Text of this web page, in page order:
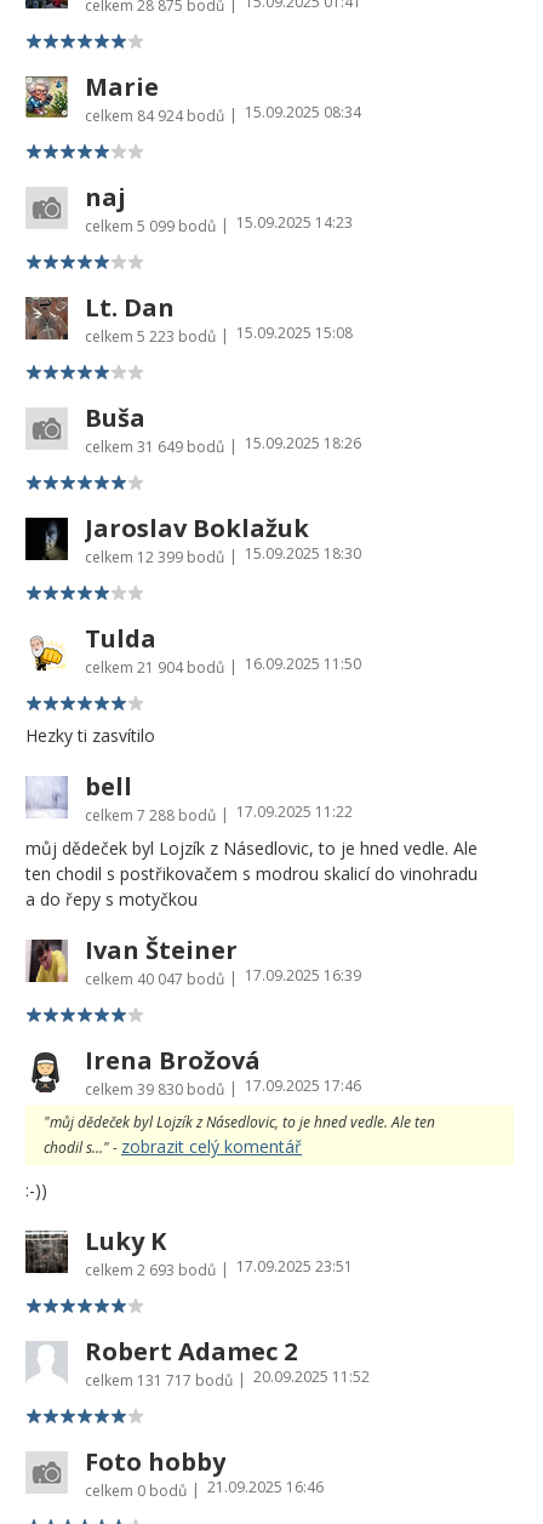
celkem 28 875 bodů
Marie
celkem 84 924 bodů | 15.09.2025 08:34
naj
celkem 5 099 bodů | 15.09.2025 14:23
Lt. Dan
celkem 5 223 bodů | 15.09.2025 15:08
Buša
celkem 31 649 bodů | 15.09.2025 18:26
Jaroslav Boklažuk
celkem 12 399 bodů | 15.09.2025 18:30
Tulda
celkem 21 904 bodů | 16.09.2025 11:50
Hezky ti zasvítilo
bell
celkem 7 288 bodů | 17.09.2025 11:22
můj dědeček byl Lojzík z Násedlovic, to je hned vedle. Ale
ten chodil s postřikovačem s modrou skalicí do vinohradu
a do řepy s motyčkou
Ivan Šteiner
celkem 40 047 bodů | 17.09.2025 16:39
Irena Brožová
celkem 39 830 bodů | 17.09.2025 17:46
"můj dědeček byl Lojzík z Násedlovic, to je hned vedle. Ale ten
chodil s..." - zobrazit celý komentář
:-))
Luky K
celkem 2 693 bodů | 17.09.2025 23:51
Robert Adamec 2
celkem 131 717 bodů | 20.09.2025 11:52
Foto hobby
celkem 0 bodů | 21.09.2025 16:46